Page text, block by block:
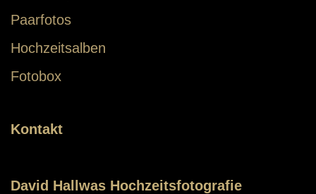
Paarfotos
Hochzeitsalben
Fotobox
Kontakt
David Hallwas Hochzeitsfotografie